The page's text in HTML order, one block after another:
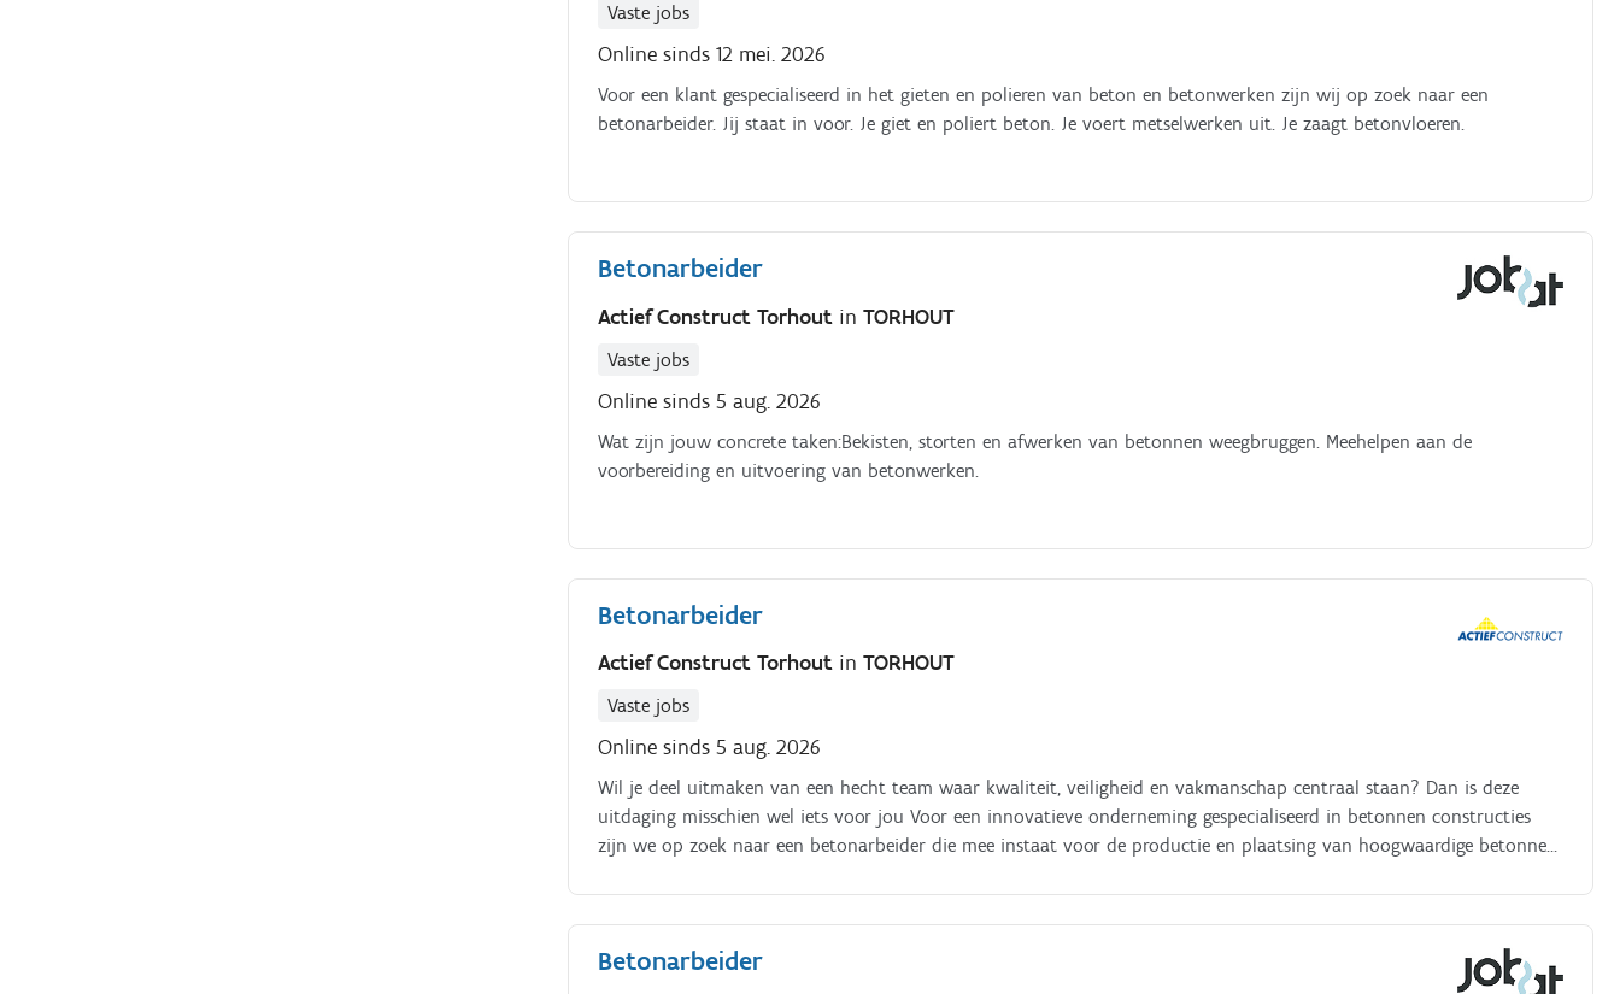
Vaste jobs
Online sinds 12 mei. 2026
Voor een klant gespecialiseerd in het gieten en polieren van beton en betonwerken zijn wij op zoek naar een
betonarbeider. Jij staat in voor. Je giet en poliert beton. Je voert metselwerken uit. Je zaagt betonvloeren.
Betonarbeider
Actief Construct Torhout inTORHOUT
Vaste jobs
Online sinds 5 aug. 2026
Wat zijn jouw concrete taken:Bekisten, storten en afwerken van betonnen weegbruggen. Meehelpen aan de
voorbereiding en uitvoering van betonwerken.
Betonarbeider
Actief Construct Torhout inTORHOUT
Vaste jobs
Online sinds 5 aug. 2026
Wil je deel uitmaken van een hecht team waar kwaliteit, veiligheid en vakmanschap centraal staan? Dan is deze
uitdaging misschien wel iets voor jou Voor een innovatieve onderneming gespecialiseerd in betonnen constructies
zijn we op zoek naar een betonarbeider die mee instaat voor de productie en plaatsing van hoogwaardige betonnen
kwaliteitsnormen wordt uitgevoerd Wat zijn jouw concrete taken:.
Betonarbeider